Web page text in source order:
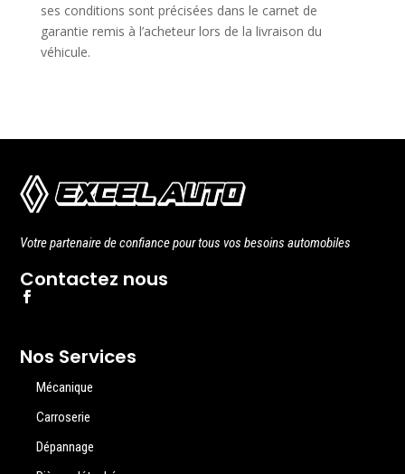
ses conditions sont précisées dans le carnet de
garantie remis à l’acheteur lors de la livraison du
véhicule.
Votre partenaire de confiance pour tous vos besoins automobiles
Contactez nous
Nos Services
Mécanique
Carroserie
Dépannage